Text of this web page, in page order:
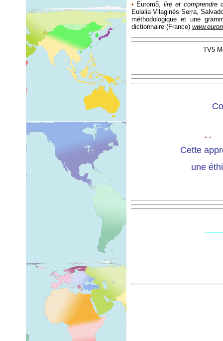
• Eurom5,lire et comprendre
Eulalia Vilaginés Serra,
méthodologique et une
dictionnaire (France)
TV5
Cette
une